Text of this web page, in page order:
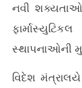
નવી શક્યતાઓ
સ્થાપનાઓની
વિદેશ